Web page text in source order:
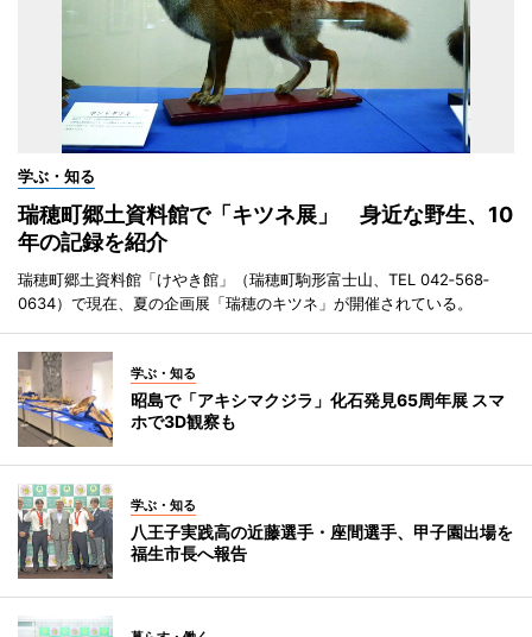
学ぶ・知る
瑞穂町郷土資料館で「キツネ展」 身近な野生、10
年の記録を紹介
瑞穂町郷土資料館「けやき館」（瑞穂町駒形富士山、TEL 042‐568‐
0634）で現在、夏の企画展「瑞穂のキツネ」が開催されている。
学ぶ・知る
昭島で「アキシマクジラ」化石発見65周年展 スマ
ホで3D観察も
学ぶ・知る
八王子実践高の近藤選手・座間選手、甲子園出場を
福生市長へ報告